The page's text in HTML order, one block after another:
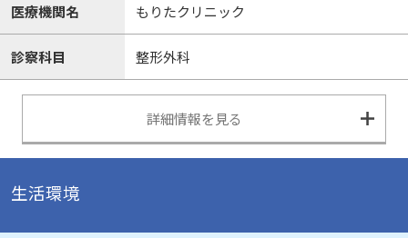
医療機関名 もりたクリニック
診察科目 整形外科
詳細情報を見る
生活環境